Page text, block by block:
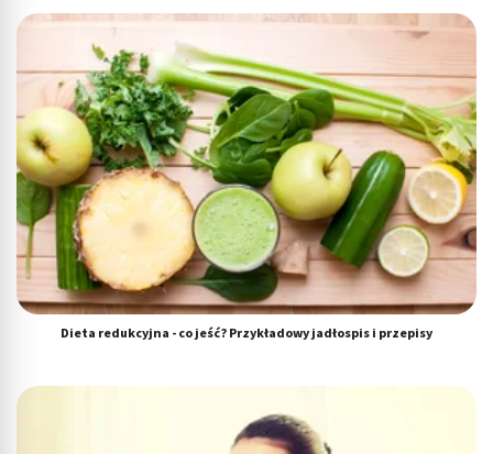
Dieta redukcyjna - co jeść? Przykładowy jadłospis i przepisy